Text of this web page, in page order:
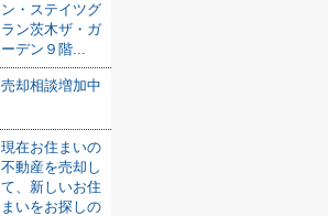
ン・ステイツグ
ラン茨木ザ・ガ
ーデン９階...
売却相談増加中
現在お住まいの
不動産を売却し
て、新しいお住
まいをお探しの